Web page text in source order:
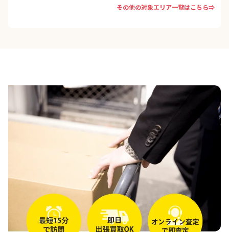
大塚
小門町
小津町 鹿島
加住町 片倉町
叶谷町 上壱分方町
上恩方町 上川町
その他の対象エリア一覧はこちら⇒